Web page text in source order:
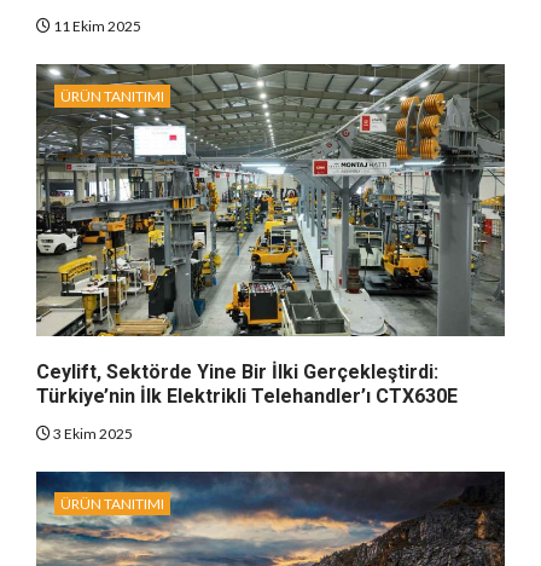
11 Ekim 2025
ÜRÜN TANITIMI
Ceylift, Sektörde Yine Bir İlki Gerçekleştirdi:
Türkiye’nin İlk Elektrikli Telehandler’ı CTX630E
3 Ekim 2025
ÜRÜN TANITIMI